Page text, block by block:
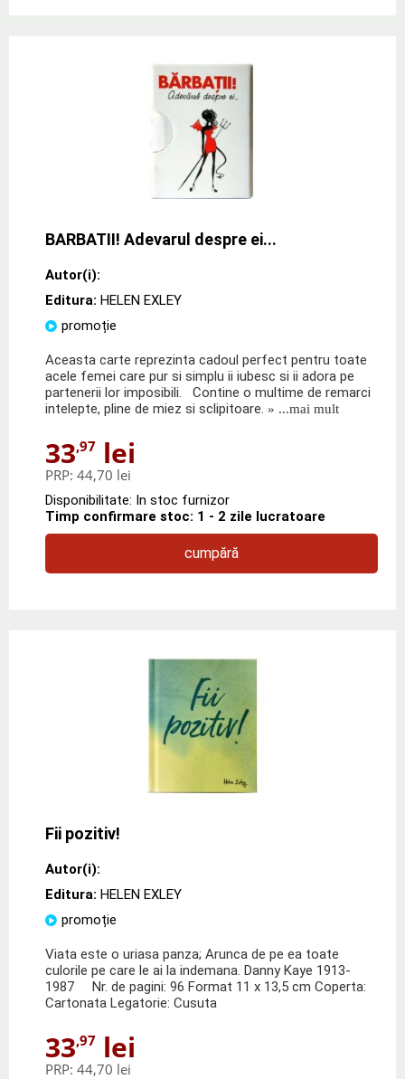
BARBATII! Adevarul despre ei...
Autor(i):
Editura: HELEN EXLEY
promoție
Aceasta carte reprezinta cadoul perfect pentru toate
acele femei care pur si simplu ii iubesc si ii adora pe
partenerii lor imposibili. Contine o multime de remarci
intelepte, pline de miez si sclipitoare. » ...mai mult
33,97 lei
PRP: 44,70 lei
Disponibilitate: In stoc furnizor
Timp confirmare stoc: 1 - 2 zile lucratoare
cumpără
Fii pozitiv!
Autor(i):
Editura: HELEN EXLEY
promoție
Viata este o uriasa panza; Arunca de pe ea toate
culorile pe care le ai la indemana. Danny Kaye 1913-
1987 Nr. de pagini: 96 Format 11 x 13,5 cm Coperta:
Cartonata Legatorie: Cusuta
33,97 lei
PRP: 44,70 lei